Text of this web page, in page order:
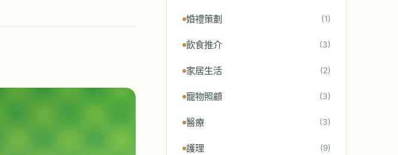
婚禮策劃 (1)
飲食推介 (3)
家居生活 (2)
寵物照顧 (3)
醫療 (3)
護理 (9)